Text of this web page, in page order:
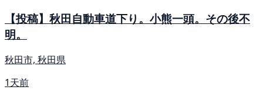
【投稿】秋田自動車道下り。小熊一頭。その後不
明。
秋田市, 秋田県
1天前